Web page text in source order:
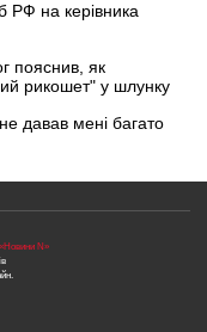
РФ на керівника
пояснив, як
рикошет" у шлунку
давав мені багато
«Новини N»